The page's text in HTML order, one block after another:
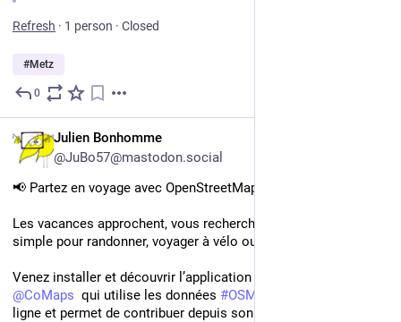
Refresh · 1 person · Closed
#Metz
0
Julien Bonhomme
@JuBo57@mastodon.social
📢 Partez en voyage avec OpenStreetMap 🗺️ 📍
Les vacances approchent, vous recherchez une solution
simple pour randonner, voyager à vélo ou en voiture.
@CoMaps
  qui utilise les données
#OSM
ligne et permet de contribuer depuis son téléphone.